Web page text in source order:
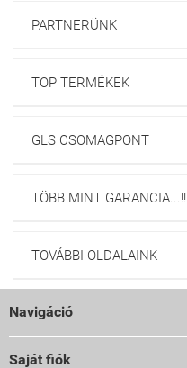
PARTNERÜNK
TOP TERMÉKEK
GLS CSOMAGPONT
TÖBB MINT GARANCIA...!!
TOVÁBBI OLDALAINK
Navigáció
Saját fiók